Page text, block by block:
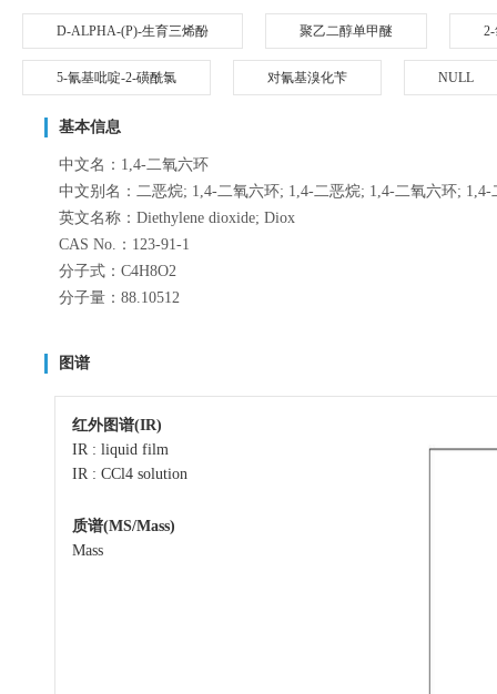
D-ALPHA-(P)-生育三烯酚 聚乙二醇单甲醚
5-氰基吡啶-2-磺酰氯 对氰基溴化苄 NULL
基本信息
中文名：1,4-二氧六环
中文别名：二恶烷; 1,4-二氧六环; 1,4-二恶烷; 1,4-二氧六环;
英文名称：Diethylene dioxide; Diox
CAS No.：123-91-1
分子式：C4H8O2
分子量：88.10512
图谱
红外图谱(IR)
IR : liquid film
IR : CCl4 solution
质谱(MS/Mass)
Mass